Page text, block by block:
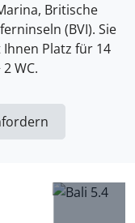
Britische
(BVI). Sie
Platz für 14
WC.